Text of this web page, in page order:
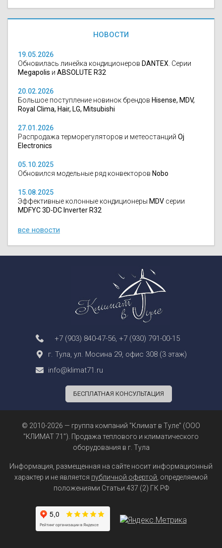
НОВОСТИ
19.05.2026
Обновилась линейка кондиционеров DANTEX . Серии
Megapolis и ABSOLUTE R32
20.02.2026
Большое поступление новинок брендов Hisense, MDV,
Royal Clima, Hair, LG, Mitsubishi
27.01.2026
Распродажа терморегуляторов и метеостанций Oj
Electronics
05.10.2025
Обновился модельные ряд конвекторов Nobo
15.08.2025
Эффективные колонные кондиционеры MDV серии
MDFYC 3D-DC Inverter R32
все новости
+7 (903) 840-47-56 +7 (930) 791-00-15
г. Тула, ул. Мосина 29, офис 308 (3 этаж)
info@klimat71.ru
БЕСПЛАТНАЯ КОНСУЛЬТАЦИЯ
© 2010-2026 — группа компаний "Климат в Туле" (ООО
"КЛИМАТ 71"). Продажа теплового и климатического
оборудования в г. Тула
Информация, размещенная на сайте носит информационный
характер и не является публичной офертой , определяемой
положениями Статьи 437 (2) ГК РФ